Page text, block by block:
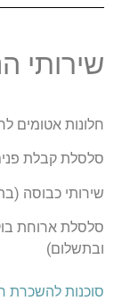
שירותי
חלונות אטומים
סלסלת קבלת
שירותי כבוסה
סלסלת ארוחת
ובתשלום)
סוכנות להשכרת